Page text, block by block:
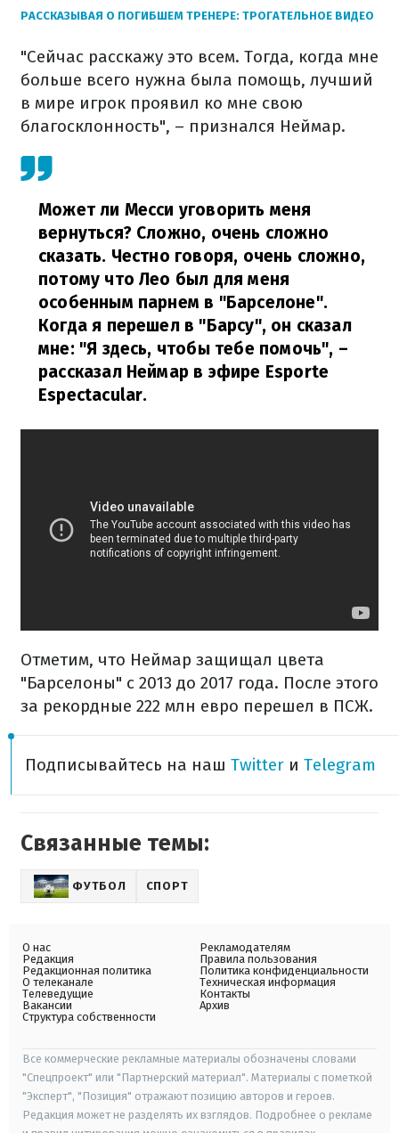
РАССКАЗЫВАЯ О ПОГИБШЕМ ТРЕНЕРЕ: ТРОГАТЕЛЬНОЕ ВИДЕО
"Сейчас расскажу это всем. Тогда, когда мне
больше всего нужна была помощь, лучший
в мире игрок проявил ко мне свою
благосклонность", – признался Неймар.
Может ли Месси уговорить меня
вернуться? Сложно, очень сложно
сказать. Честно говоря, очень сложно,
потому что Лео был для меня
особенным парнем в "Барселоне".
Когда я перешел в "Барсу", он сказал
мне: "Я здесь, чтобы тебе помочь", –
рассказал Неймар в эфире Esporte
Espectacular.
Отметим, что Неймар защищал цвета
"Барселоны" с 2013 до 2017 года. После этого
за рекордные 222 млн евро перешел в ПСЖ.
Подписывайтесь на наш Twitter и Telegram
Связанные темы:
ФУТБОЛ СПОРТ
О нас
Редакция
Редакционная политика
О телеканале
Телеведущие
Вакансии
Структура собственности
Рекламодателям
Правила пользования
Политика конфиденциальности
Техническая информация
Контакты
Архив
Все коммерческие рекламные материалы обозначены словами
"Спецпроект" или "Партнерский материал". Материалы с пометкой
"Эксперт", "Позиция" отражают позицию авторов и героев.
Редакция может не разделять их взглядов. Подробнее о рекламе